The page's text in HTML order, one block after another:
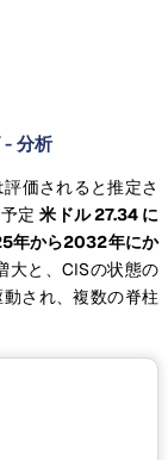
- 分析
価されると推定さ
予定米ドル 27.34 に
年から2032年にか
大と、CISの状態の
され、複数の脊柱